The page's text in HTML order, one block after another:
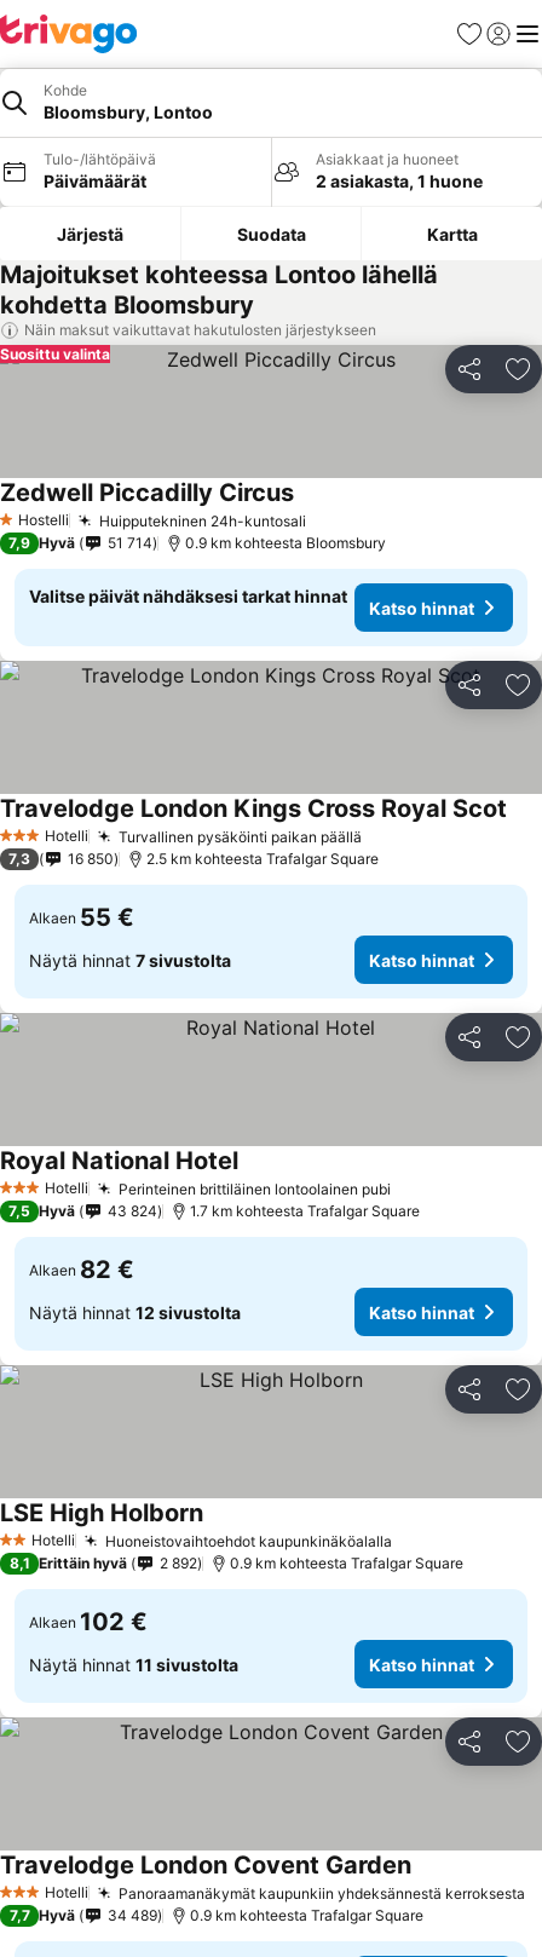
Suosikit
Kohde
Bloomsbury, Lontoo
Tulo-/lähtöpäivä
Päivämäärät
Asiakkaat ja huoneet
2 asiakasta, 1 huone
Järjestä Suodata Kartta
Majoitukset kohteessa Lontoo lähellä
kohdetta Bloomsbury
Näin maksut vaikuttavat hakutulosten järjestykseen
Jaa
Suosittu valinta
1 Tähtiluokitus
Hostelli Huipputekninen 24h-kuntosali
Zedwell Piccadilly CircusKatso hinnat
7,9 Hyvä 51 714 0.9 km kohteesta Bloomsbury
Valitse päivät nähdäksesi tarkat hinnat
Katso hinnat
Jaa
3 Tähtiluokitus
Hotelli Turvallinen pysäköinti paikan päällä
Travelodge London Kings Cross Royal Scot
7,3 16 850 2.5 km kohteesta Trafalgar Square
Alkaen 55 €
Näytä hinnat 7 sivustolta Katso hinnat
Jaa
3 Tähtiluokitus
Hotelli Perinteinen brittiläinen lontoolainen pubi
Royal National HotelKatso hinnat
7,5 Hyvä 43 824 1.7 km kohteesta Trafalgar Square
Alkaen 82 €
Näytä hinnat 12 sivustolta Katso hinnat
Jaa
2 Tähtiluokitus
Hotelli Huoneistovaihtoehdot kaupunkinäköalalla
LSE High HolbornKatso hinnat
8,1 Erittäin hyvä 2 892 0.9 km kohteesta Trafalgar Square
Alkaen 102 €
Näytä hinnat 11 sivustolta Katso hinnat
Jaa
3 Tähtiluokitus
Hotelli Panoraamanäkymät kaupunkiin yhdeksännestä kerroksesta
Travelodge London Covent GardenKatso hinnat
7,7 Hyvä 34 489 0.9 km kohteesta Trafalgar Square